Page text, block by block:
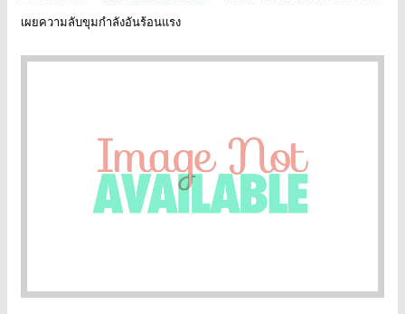
เผยความลับขุมกำลังอันร้อนแรง